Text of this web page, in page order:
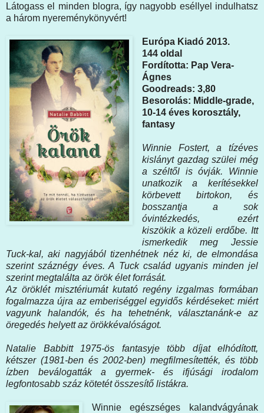
Látogass el minden blogra, így nagyobb eséllyel indulhatsz
a három nyereménykönyvért!
Európa Kiadó 2013.
144 oldal
Fordította: Pap Vera-
Ágnes
Goodreads: 3,80
Besorolás: Middle-grade,
10-14 éves korosztály,
fantasy
Winnie Fostert, a tízéves
kislányt gazdag szülei még
a széltől is óvják. Winnie
unatkozik a kerítésekkel
körbevett birtokon, és
bosszantja a sok
óvintézkedés, ezért
kiszökik a közeli erdőbe. Itt
ismerkedik meg Jessie
Tuck-kal, aki nagyjából tizenhétnek néz ki, de elmondása
szerint száznégy éves. A Tuck család ugyanis minden jel
szerint megtalálta az örök élet forrását.
Az öröklét misztériumát kutató regény izgalmas formában
fogalmazza újra az emberiséggel egyidős kérdéseket: miért
vagyunk halandók, és ha tehetnénk, választanánk-e az
öregedés helyett az örökkévalóságot.
Natalie Babbitt 1975-ös fantasyje több díjat elhódított,
kétszer (1981-ben és 2002-ben) megfilmesítették, és több
ízben beválogatták a gyermek- és ifjúsági irodalom
legfontosabb száz kötetét összesítő listákra.
Winnie egészséges kalandvágyának